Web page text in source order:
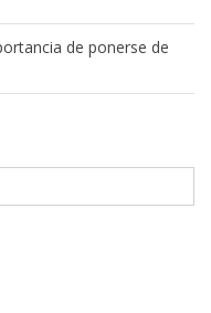
de ponerse de